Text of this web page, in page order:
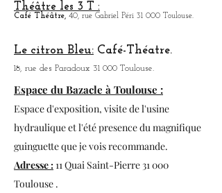
Théâtre les 3 T :
Café Théâtre, 40, rue Gabriel Péri 31 000 Toulouse.
Le citron Bleu: Café-Théatre.
18, rue des Paradoux 31 000 Toulouse.
Espace du Bazacle à Toulouse :
Espace d'exposition, visite de l'usine
hydraulique et l'été presence du magnifique
guinguette que je vois recommande.
Adresse :11 Quai Saint-Pierre 31 000
Toulouse .